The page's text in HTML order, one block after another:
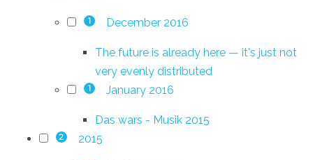
1 December 2016
The future is already here — it's just not
very evenly distributed
1 January 2016
Das wars - Musik 2015
2 2015